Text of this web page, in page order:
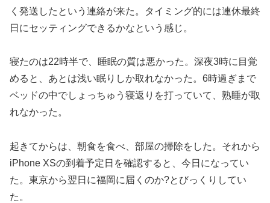
く発送したという連絡が来た。タイミング的には連休最終
日にセッティングできるかなという感じ。
寝たのは22時半で、睡眠の質は悪かった。深夜3時に目覚
めると、あとは浅い眠りしか取れなかった。6時過ぎまで
ベッドの中でしょっちゅう寝返りを打っていて、熟睡が取
れなかった。
起きてからは、朝食を食べ、部屋の掃除をした。それから
iPhone XSの到着予定日を確認すると、今日になってい
た。東京から翌日に福岡に届くのか?とびっくりしてい
た。